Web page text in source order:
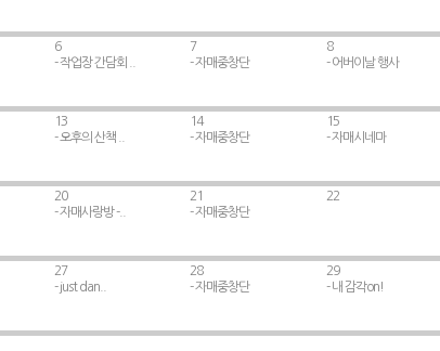
6
- 작업장 간담회 ..
7
- 자매중창단
8
- 어버이날 행사
13
- 오후의 산책 ..
14
- 자매중창단
15
- 자매시네마
20
- 자매사랑방 -..
21
- 자매중창단
22
27
- just dan..
28
- 자매중창단
29
- 내 감각on!